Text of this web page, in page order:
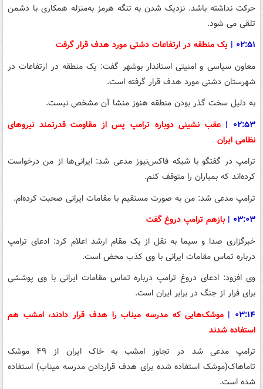
حرکت نداشته باشد. نزدیک شدن به تنگه هرمز به‌منزله همکاری با دشمن
تلقی می شود.
۰۲:۵۱ | یک منطقه در ارتفاعات دشتی مورد هدف قرار گرفت
معاون سیاسی و امنیتی استاندار بوشهر گفت: یک منطقه در ارتفاعات در
شهرستان دشتی مورد هدف قرار گرفته است.
به دلیل سخت گذر بودن منطقه هنوز منشا آن مشخص نیست.
۰۲:۵۳ |عقب نشینی دوباره ترامپ پس از مقاومت قدرتمند نیروهای
نظامی ایران
ترامپ در گفتگو با شبکه فاکس‌نیوز مدعی شد: ایرانی‌ها از من درخواست
کرده‌اند که بمباران را متوقف کنم.
ترامپ مدعی شد: من به صورت مستقیم با مقامات ایرانی صحبت کرده‌ام.
۰۳:۰۳ | بازهم ترامپ دروغ گفت
خبرگزاری صدا و سیما به نقل از یک مقام ارشد اعلام کرد: ادعای ترامپ
درباره تماس مقامات ایرانی با وی کذب محض است.
وی افزود: ادعای دروغ ترامپ درباره تماس مقامات ایرانی با وی پوششی
برای فرار از جنگ در برابر ایران است.
۰۳:۱۴ |موشک‌هایی که مدرسه میناب را هدف قرار دادند، امشب هم
استفاده شدند
ترامپ مدعی شد در تجاوز امشب به خاک ایران از ۴۹ موشک
تاماهاک(موشک استفاده شده برای هدف قراردادن مدرسه میناب) استفاده
شده است.